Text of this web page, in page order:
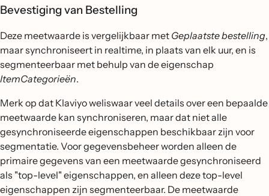
Bevestiging van Bestelling
Deze meetwaarde is vergelijkbaar met Geplaatste bestelling,
maar synchroniseert in realtime, in plaats van elk uur, en is
segmenteerbaar met behulp van de eigenschap
ItemCategorieën.
Merk op dat Klaviyo weliswaar veel details over een bepaalde
meetwaarde kan synchroniseren, maar dat niet alle
gesynchroniseerde eigenschappen beschikbaar zijn voor
segmentatie. Voor gegevensbeheer worden alleen de
primaire gegevens van een meetwaarde gesynchroniseerd
als "top-level" eigenschappen, en alleen deze top-level
eigenschappen zijn segmenteerbaar. De meetwaarde